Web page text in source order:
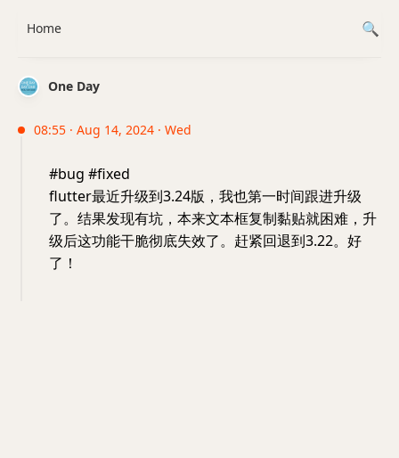
One Day
08:55 · Aug 14, 2024 · Wed
#bug #fixed
flutter最近升级到3.24版，我也第一时间跟进升级
了。结果发现有坑，本来文本框复制黏贴就困难，升
级后这功能干脆彻底失效了。赶紧回退到3.22。好
了！
Home